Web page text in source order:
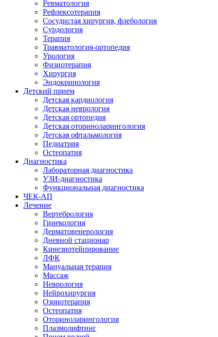
Ревматология
Рефлексотерапия
Сосудистая хирургия, флебология
Сурдология
Терапия
Травматология-ортопедия
Урология
Физиотерапия
Хирургия
Эндокринология
Детский прием
Детская кардиология
Детская неврология
Детская ортопедия
Детская оториноларингология
Детская офтальмология
Педиатрия
Остеопатия
Диагностика
Лабораторная диагностика
УЗИ-диагностика
Функциональная диагностика
ЧЕК-АП
Лечение
Вертебрология
Гинекология
Дерматовенерология
Дневной стационар
Кинезиотейпирование
ЛФК
Мануальная терапия
Массаж
Неврология
Нейрохирургия
Озонотерапия
Остеопатия
Оториноларингология
Плазмолифтинг